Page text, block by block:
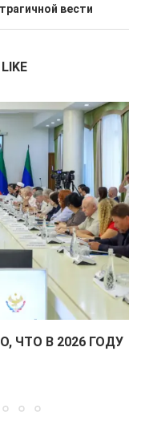
вести
ЧТО В 2026 ГОДУ